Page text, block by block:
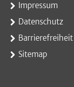
Impressum
Datenschutz
Barrierefreiheit
Sitemap